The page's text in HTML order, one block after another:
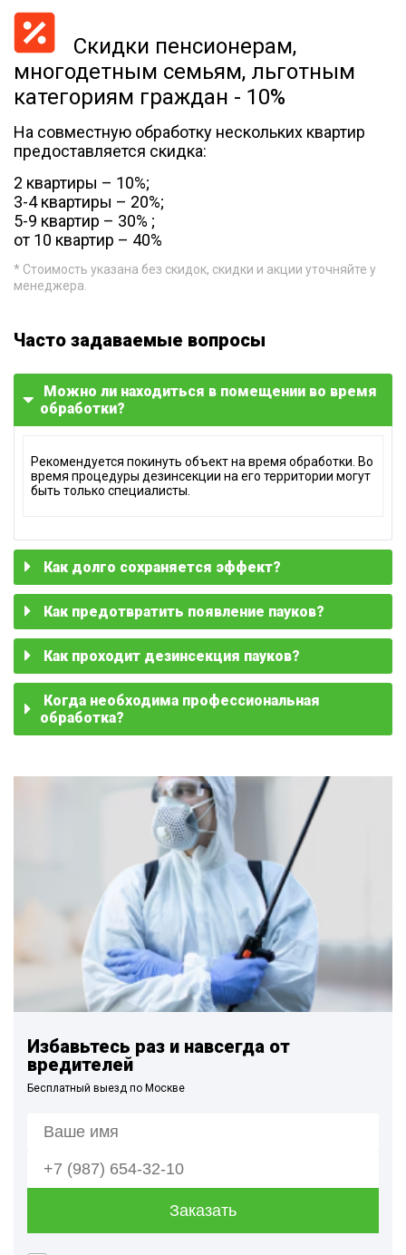
Скидки пенсионерам,
многодетным семьям, льготным
категориям граждан - 10%
На совместную обработку нескольких квартир
предоставляется скидка:
2 квартиры – 10%;
3-4 квартиры – 20%;
5-9 квартир – 30% ;
от 10 квартир – 40%
* Стоимость указана без скидок, скидки и акции уточняйте у
менеджера.
Часто задаваемые вопросы
Можно ли находиться в помещении во время
обработки?
Рекомендуется покинуть объект на время обработки. Во
время процедуры дезинсекции на его территории могут
быть только специалисты.
Как долго сохраняется эффект?
Профессиональная обработка от насекомых
содержать помещение в чистоте и выполнять
рекомендации по профилактике.
Как предотвратить появление пауков?
Чтобы снизить вероятность появления паукообразных в
поддерживать умеренную влажность и регулярно
делать влажную уборку.
Как проходит дезинсекция пауков?
Сначала проводится оценка ситуации на объекте, затем
выполняется обработка инсектицидами, при
необходимости наносится барьерная защита. По
Когда необходима профессиональная
обработка?
подозрении, что в доме появились ядовитые пауки.
Избавьтесь раз и навсегда от
вредителей
Бесплатный выезд по Москве